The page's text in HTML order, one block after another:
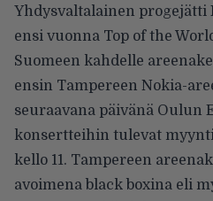
Yhdysvaltalainen progejätti
ensi vuonna Top of the
Suomeen kahdelle
ensin Tampereen Nokia-
seuraavana päivänä Oulun
konsertteihin tulevat
kello 11. Tampereen
avoimena black boxina eli